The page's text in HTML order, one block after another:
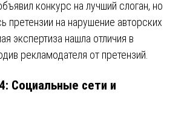
конкурс на лучший слоган, но
претензии на нарушение авторских
экспертиза нашла отличия в
рекламодателя от претензий.
Социальные сети и